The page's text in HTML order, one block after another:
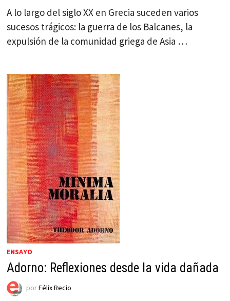
A lo largo del siglo XX en Grecia suceden varios
sucesos trágicos: la guerra de los Balcanes, la
expulsión de la comunidad griega de Asia …
ENSAYO
Adorno: Reflexiones desde la vida dañada
porFélix Recio